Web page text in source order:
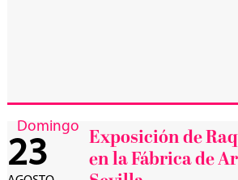
Domingo
23
Exposición de
en la Fábrica de